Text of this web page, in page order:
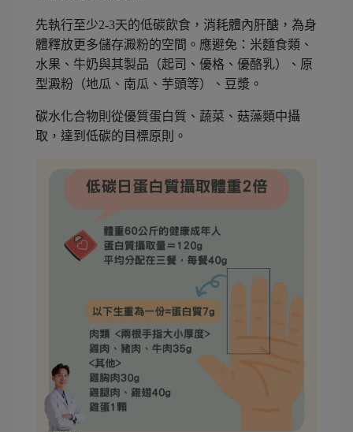
先執行至少2-3天的低碳飲食，消耗體內肝醣，為身
體釋放更多儲存澱粉的空間。應避免：米麵食類、
水果、牛奶與其製品（起司、優格、優酪乳）、原
型澱粉（地瓜、南瓜、芋頭等）、豆漿。
碳水化合物則從優質蛋白質、蔬菜、菇藻類中攝
取，達到低碳的目標原則。